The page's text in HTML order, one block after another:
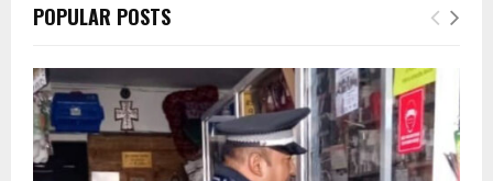
POPULAR POSTS